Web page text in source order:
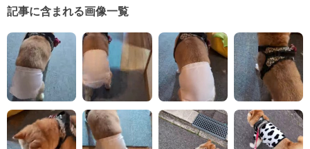
記事に含まれる画像一覧